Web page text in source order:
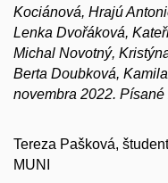
Kociánová, Hrajú
Lenka Dvořáková,
Michal Novotný,
Berta Doubková,
novembra 2022.
Tereza Pašková,
MUNI